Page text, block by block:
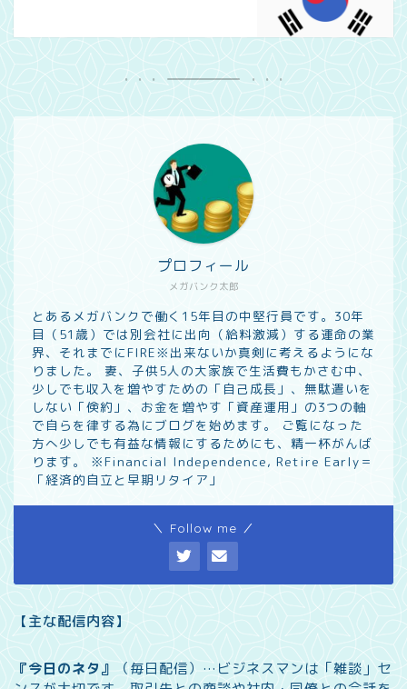
メガバンク太郎
プロフィール
とあるメガバンクで働く15年目の中堅行員です。30年
目（51歳）では別会社に出向（給料激減）する運命の業
界、それまでにFIRE※出来ないか真剣に考えるようにな
りました。 妻、子供5人の大家族で生活費もかさむ中、
少しでも収入を増やすための「自己成長」、無駄遣いを
しない「倹約」、お金を増やす「資産運用」の3つの軸
で自らを律する為にブログを始めます。 ご覧になった
方へ少しでも有益な情報にするためにも、精一杯がんば
ります。 ※Financial Independence, Retire Early＝
「経済的自立と早期リタイア」
＼ Follow me ／
【主な配信内容】
『今日のネタ』 （毎日配信）… ビジネスマンは「雑談」セ